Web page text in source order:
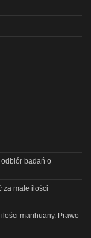
odbiór badań o
za małe ilości
marihuany. Prawo